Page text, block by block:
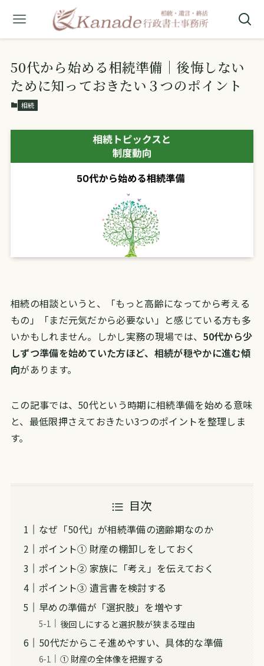
50代から始める相続準備｜後悔しない
ために知っておきたい３つのポイント
相続
相続の相談というと、「もっと高齢になってから考える
もの」「まだ元気だから必要ない」と感じている方も多
いかもしれません。しかし実務の現場では、 50代から少
しずつ準備を始めていた方ほど、相続が穏やかに進む傾
向があります。
この記事では、50代という時期に相続準備を始める意味
と、最低限押さえておきたい3つのポイントを整理しま
す。
目次
なぜ「50代」が相続準備の適齢期なのか
ポイント① 財産の棚卸しをしておく
ポイント② 家族に「考え」を伝えておく
ポイント③ 遺言書を検討する
早めの準備が「選択肢」を増やす
後回しにすると選択肢が狭まる理由
50代だからこそ進めやすい、具体的な準備
① 財産の全体像を把握する